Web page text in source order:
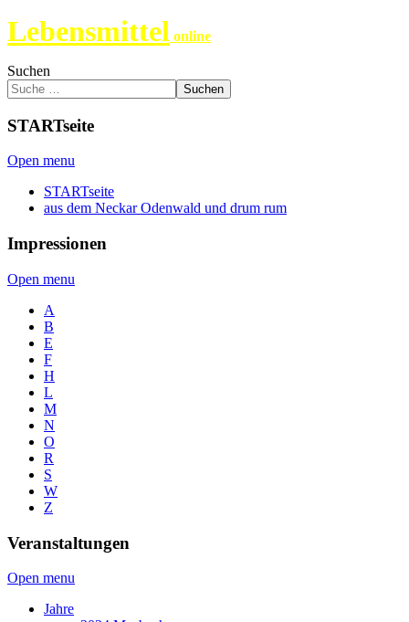
Lebensmittel online
Suchen
Suchen
STARTseite
Open menu
STARTseite
aus dem Neckar Odenwald und drum rum
Impressionen
Open menu
A
B
E
F
H
L
M
N
O
R
S
W
Z
Veranstaltungen
Open menu
Jahre